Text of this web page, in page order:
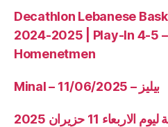
Decathlon Lebanese
2024-2025 | Play-In 4-5
Homenetmen
Minal – 11/06/2025 – بيليز
11 حزيران 2025